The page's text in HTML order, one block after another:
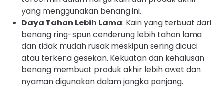
yang menggunakan benang ini.
Daya Tahan Lebih Lama: Kain yang terbuat dari
benang ring-spun cenderung lebih tahan lama
dan tidak mudah rusak meskipun sering dicuci
atau terkena gesekan. Kekuatan dan kehalusan
benang membuat produk akhir lebih awet dan
nyaman digunakan dalam jangka panjang.